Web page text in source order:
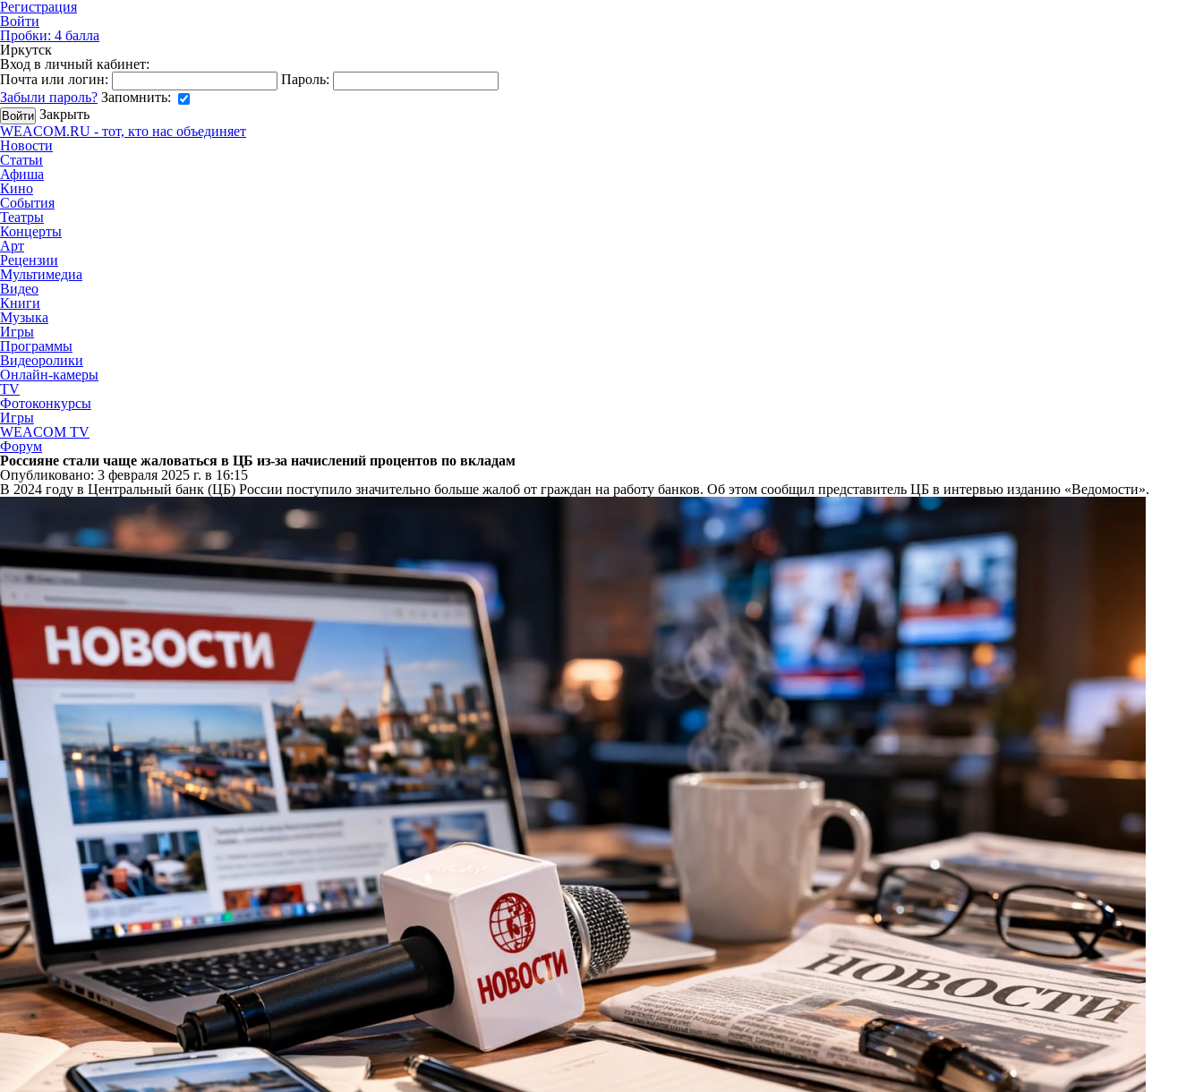
Регистрация
Войти
Пробки: 4 балла
Иркутск
Вход в личный кабинет:
Почта или логин:
Пароль:
Забыли пароль? Запомнить:
Закрыть
WEACOM.RU - тот, кто нас объединяет
Новости
Статьи
Афиша
Кино
События
Театры
Концерты
Арт
Рецензии
Мультимедиа
Видео
Книги
Музыка
Игры
Программы
Видеоролики
Онлайн-камеры
TV
Фотоконкурсы
Игры
WEACOM TV
Форум
Россияне стали чаще жаловаться в ЦБ из-за начислений процентов по вкладам
Опубликовано: 3 февраля 2025 г. в 16:15
В 2024 году в Центральный банк (ЦБ) России поступило значительно больше жалоб от граждан на работу банков. Об этом сообщил представитель ЦБ в интервью изданию «Ведомости».